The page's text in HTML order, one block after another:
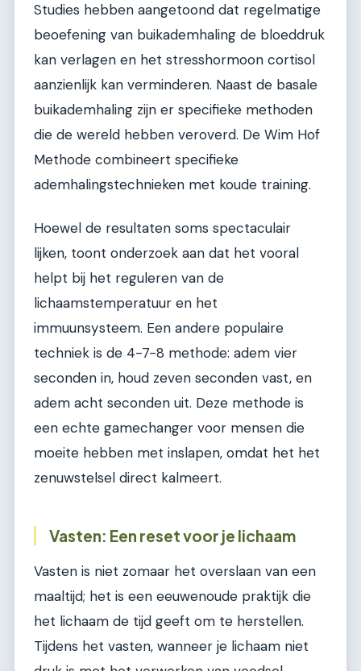
Studies hebben aangetoond dat regelmatige
beoefening van buikademhaling de bloeddruk
kan verlagen en het stresshormoon cortisol
aanzienlijk kan verminderen. Naast de basale
buikademhaling zijn er specifieke methoden
die de wereld hebben veroverd. De Wim Hof
Methode combineert specifieke
ademhalingstechnieken met koude training.
Hoewel de resultaten soms spectaculair
lijken, toont onderzoek aan dat het vooral
helpt bij het reguleren van de
lichaamstemperatuur en het
immuunsysteem. Een andere populaire
techniek is de 4-7-8 methode: adem vier
seconden in, houd zeven seconden vast, en
adem acht seconden uit. Deze methode is
een echte gamechanger voor mensen die
moeite hebben met inslapen, omdat het het
zenuwstelsel direct kalmeert.
Vasten: Een reset voor je lichaam
Vasten is niet zomaar het overslaan van een
maaltijd; het is een eeuwenoude praktijk die
het lichaam de tijd geeft om te herstellen.
Tijdens het vasten, wanneer je lichaam niet